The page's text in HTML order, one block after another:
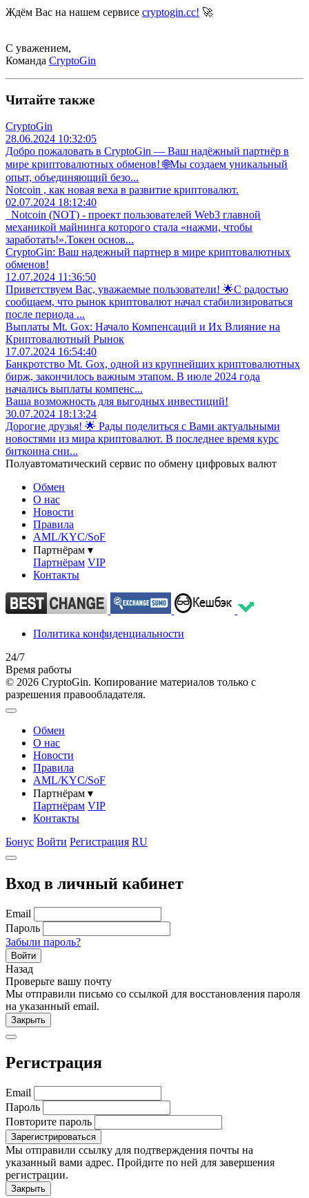
Ждём Вас на нашем сервисе cryptogin.cc! 🚀
С уважением,
Команда CryptoGin
Читайте также
CryptoGin
28.06.2024 10:32:05
Добро пожаловать в CryptoGin — Ваш надёжный партнёр в
мире криптовалютных обменов! 🌐Мы создаем уникальный
опыт, объединяющий безо...
Notcoin , как новая веха в развитие криптовалют.
02.07.2024 18:12:40
Notcoin (NOT) - проект пользователей Web3 главной
механикой майнинга которого стала «нажми, чтобы
заработать!».Токен основ...
CryptoGin: Ваш надежный партнер в мире криптовалютных
обменов!
12.07.2024 11:36:50
Приветствуем Вас, уважаемые пользователи! 🌟С радостью
сообщаем, что рынок криптовалют начал стабилизироваться
после периода ...
Выплаты Mt. Gox: Начало Компенсаций и Их Влияние на
Криптовалютный Рынок
17.07.2024 16:54:40
Банкротство Mt. Gox, одной из крупнейших криптовалютных
бирж, закончилось важным этапом. В июле 2024 года
начались выплаты компенс...
Ваша возможность для выгодных инвестиций!
30.07.2024 18:13:24
Дорогие друзья! 🌟 Рады поделиться с Вами актуальными
новостями из мира криптовалют. В последнее время курс
биткоина сни...
Полуавтоматический сервис по обмену цифровых валют
Обмен
О нас
Новости
Правила
AML/KYC/SoF
Партнёрам ▾
Партнёрам VIP
Контакты
Политика конфиденциальности
24/7
Время работы
© 2026 CryptoGin. Копирование материалов только с
разрешения правообладателя.
Обмен
О нас
Новости
Правила
AML/KYC/SoF
Партнёрам ▾
Партнёрам VIP
Контакты
Бонус Войти Регистрация RU
Вход в личный кабинет
Email
Пароль
Забыли пароль?
Войти
Назад
Проверьте вашу почту
Мы отправили письмо со ссылкой для восстановления пароля
на указанный email.
Закрыть
Регистрация
Email
Пароль
Повторите пароль
Мы отправили ссылку для подтверждения почты на
указанный вами адрес. Пройдите по ней для завершения
регистрации.
Закрыть